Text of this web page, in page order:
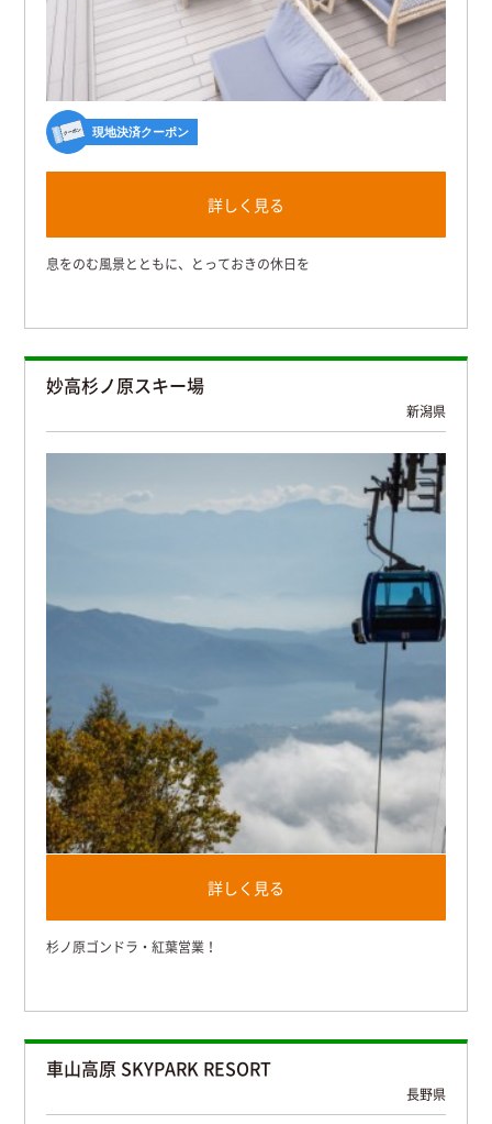
現地決済クーポン
詳しく見る
息をのむ風景とともに、とっておきの休日を
妙高杉ノ原スキー場
新潟県
詳しく見る
杉ノ原ゴンドラ・紅葉営業！
車山高原 SKYPARK RESORT
長野県